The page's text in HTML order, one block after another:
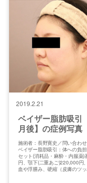
2019.2.21
ベイザー脂肪吸引
月後】の症例写真
施術者：長野寛史／問い合わ
ベイザー脂肪吸引：体への負
セット(消耗品・麻酔・内服薬
円、顎下(二重あご)220,000円
血や浮腫み、硬縮（皮膚のツ